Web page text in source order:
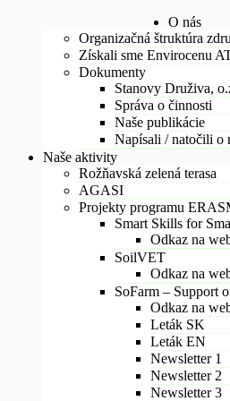
O nás
Organizačná štruktúra
Získali sme Envirocenu
Dokumenty
Stanovy Druživa,
Správa o činnosti
Naše publikácie
Napísali / natočili o
Naše aktivity
Rožňavská zelená terasa
AGASI
Projekty programu
Smart Skills for
Odkaz na
SoilVET
Odkaz na
SoFarm – Support
Odkaz na
Leták SK
Leták EN
Newsletter 1
Newsletter 2
Newsletter 3